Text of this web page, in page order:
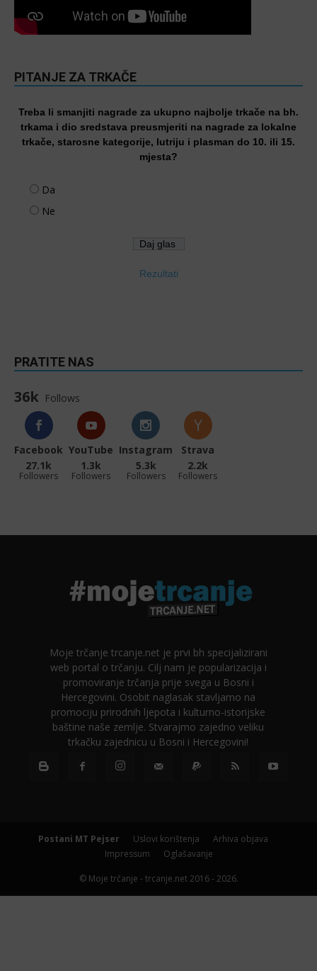
PITANJE ZA TRKAČE
Treba li smanjiti nagrade za ukupno najbolje trkače na bh.
trkama i dio sredstava preusmjeriti na nagrade za lokalne
trkače, starosne kategorije, lutriju i plasman do 10. ili 15.
mjesta?
Da
Ne
Rezultati
PRATITE NAS
36k Follows
Facebook
27.1k
Followers
YouTube
1.3k
Followers
Instagram
5.3k
Followers
Strava
2.2k
Followers
Moje trčanje trcanje.net je prvi bh specijalizirani
web portal o trčanju. Cilj nam je popularizacija i
promoviranje trčanja prije svega u Bosni i
Hercegovini. Osobit naglasak stavljamo na
promociju prirodnih ljepota i kulturno-istorijske
baštine naše zemlje. Stvarajmo zajedno veliku
trkačku zajednicu u Bosni i Hercegovini!
Postani MT Pejser Uslovi korištenja
Arhiva objava
Impressum
Oglašavanje
© Moje trčanje - trcanje.net 2016 - 2026.